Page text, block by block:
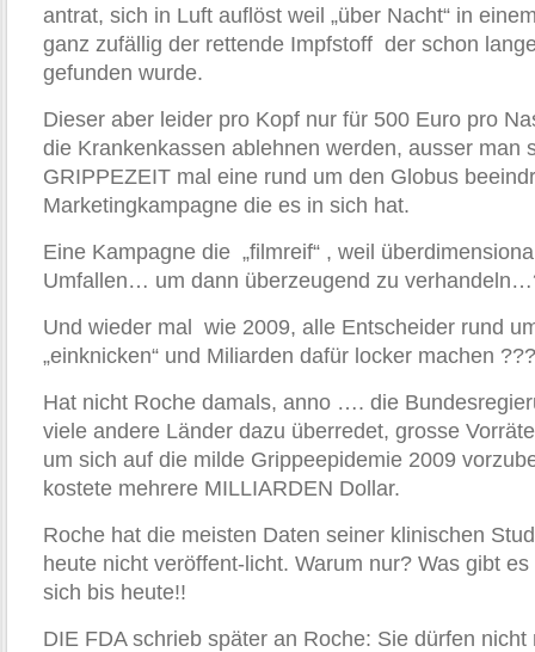
antrat, sich in Luft auflöst weil „über Nacht“ in
ganz zufällig der rettende Impfstoff der schon
gefunden wurde.
Dieser aber leider pro Kopf nur für 500 Euro pro
die Krankenkassen ablehnen werden, ausser man
GRIPPEZEIT mal eine rund um den Globus
Marketingkampagne die es in sich hat.
Eine Kampagne die „filmreif“ , weil
Umfallen… um dann überzeugend zu
Und wieder mal wie 2009, alle Entscheider rund
„einknicken“ und Miliarden dafür locker machen
Hat nicht Roche damals, anno …. die
viele andere Länder dazu überredet, grosse
um sich auf die milde Grippeepidemie 2009
kostete mehrere MILLIARDEN Dollar.
Roche hat die meisten Daten seiner klinischen
heute nicht veröffent-licht. Warum nur? Was gibt
sich bis heute!!
DIE FDA schrieb später an Roche: Sie dürfen